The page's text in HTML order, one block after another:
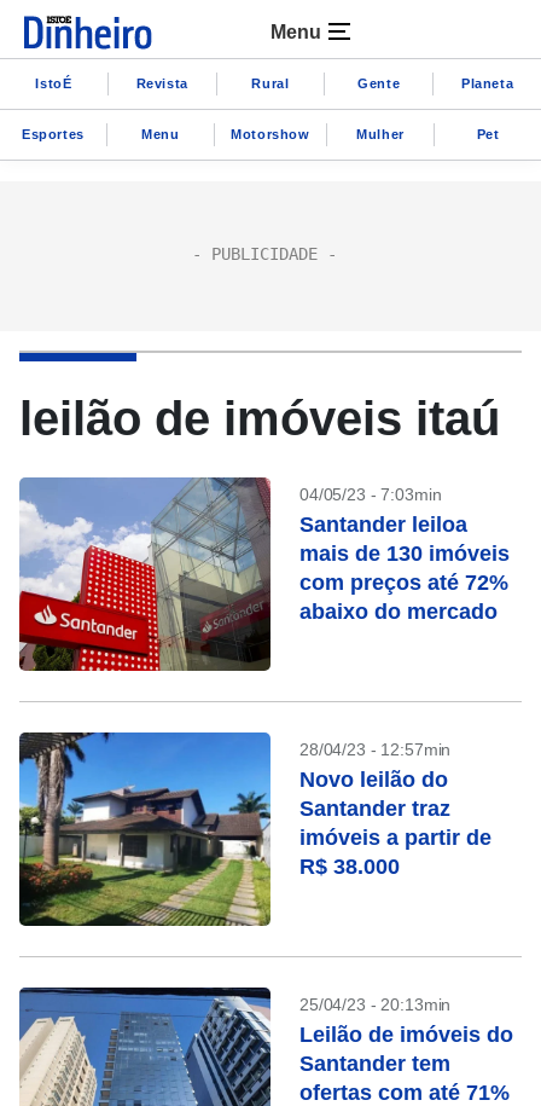
Menu
IstoÉ Revista Rural Gente Planeta
Esportes Menu Motorshow Mulher Pet
leilão de imóveis itaú
04/05/23 - 7:03min
Santander leiloa
mais de 130 imóveis
com preços até 72%
abaixo do mercado
28/04/23 - 12:57min
Novo leilão do
Santander traz
imóveis a partir de
R$ 38.000
25/04/23 - 20:13min
Leilão de imóveis do
Santander tem
ofertas com até 71%